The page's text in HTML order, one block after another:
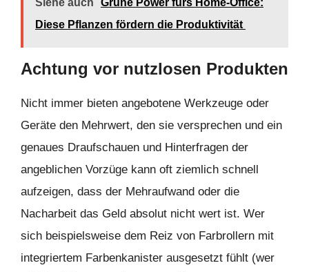
Diese Pflanzen fördern die Produktivität
Achtung vor nutzlosen Produkten
Nicht immer bieten angebotene Werkzeuge oder
Geräte den Mehrwert, den sie versprechen und ein
genaues Draufschauen und Hinterfragen der
angeblichen Vorzüge kann oft ziemlich schnell
aufzeigen, dass der Mehraufwand oder die
Nacharbeit das Geld absolut nicht wert ist. Wer
sich beispielsweise dem Reiz von Farbrollern mit
integriertem Farbenkanister ausgesetzt fühlt (wer